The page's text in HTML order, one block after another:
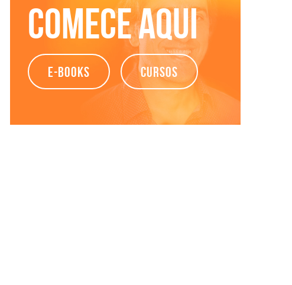
Comece aqui
e-books Cursos